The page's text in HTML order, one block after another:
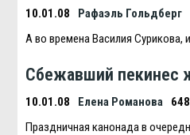
10.01.08 Рафаэль Гольдберг
А во времена Василия Сурикова,
Сбежавший пекинес
10.01.08 Елена Романова
Праздничная канонада в